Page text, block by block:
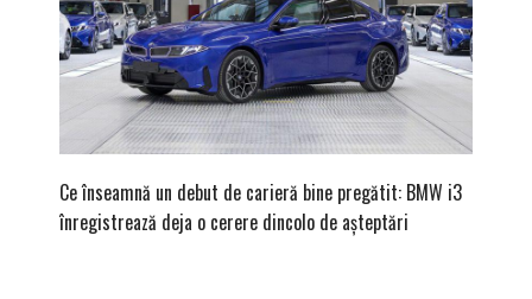
Ce înseamnă un debut de carieră bine pregătit: BMW i3
înregistrează deja o cerere dincolo de așteptări